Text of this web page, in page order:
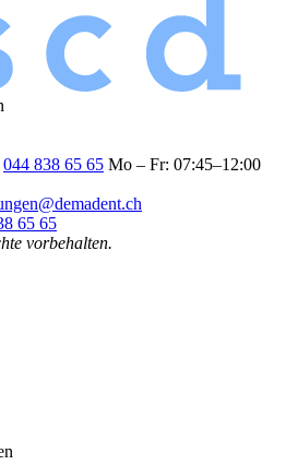
044 838 65 65 Mo – Fr: 07:45–12:00
65 65
vorbehalten.